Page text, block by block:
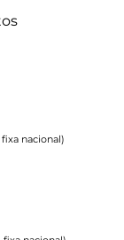
nacional)